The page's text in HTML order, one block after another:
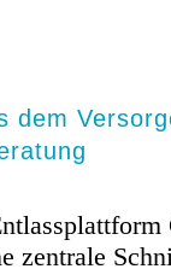
dem
zentrale